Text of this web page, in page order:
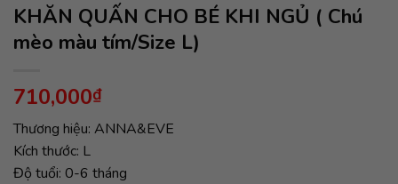
KHĂN QUẤN CHO BÉ KHI NGỦ ( Chú
mèo màu tím/Size L)
710,000₫
Thương hiệu: ANNA&EVE
Kích thước: L
Độ tuổi: 0-6 tháng